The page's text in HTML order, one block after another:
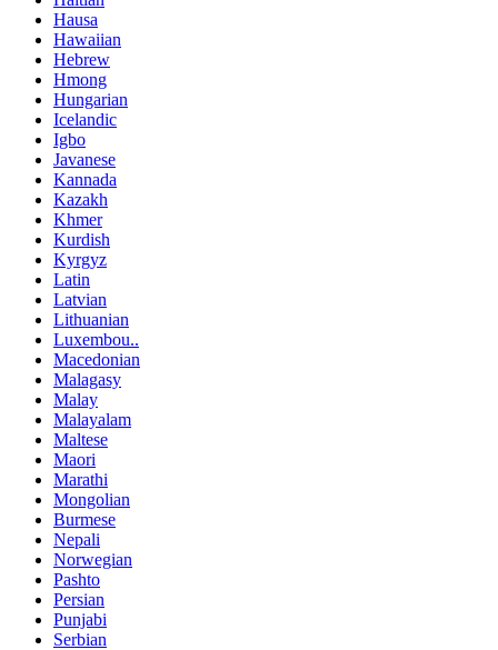
Hausa
Hawaiian
Hebrew
Hmong
Hungarian
Icelandic
Igbo
Javanese
Kannada
Kazakh
Khmer
Kurdish
Kyrgyz
Latin
Latvian
Lithuanian
Luxembou..
Macedonian
Malagasy
Malay
Malayalam
Maltese
Maori
Marathi
Mongolian
Burmese
Nepali
Norwegian
Pashto
Persian
Punjabi
Serbian